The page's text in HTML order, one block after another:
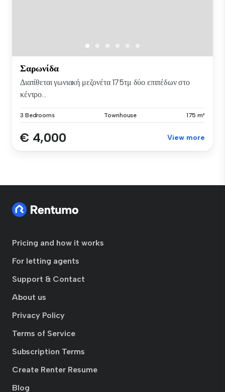
Σαρωνίδα
Διατίθεται γωνιακή μεζονέτα 175τμ δύο επιπέδων στο
κέντρο...
3 Bedrooms Townhouse 175 m²
€ 4,000 View more
Pricing and how it works
For letting agents
Support & Contact
About us
Privacy Policy
Terms of Service
Subscription Terms
Create Renter Resume
Blog